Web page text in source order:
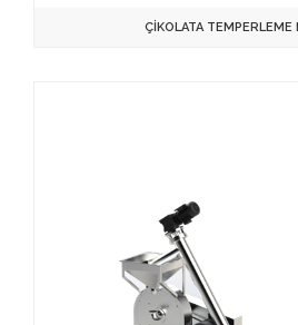
ÇİKOLATA TEMPERLEME